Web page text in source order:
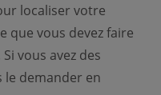
localiser votre
que vous devez faire
vous avez des
le demander en